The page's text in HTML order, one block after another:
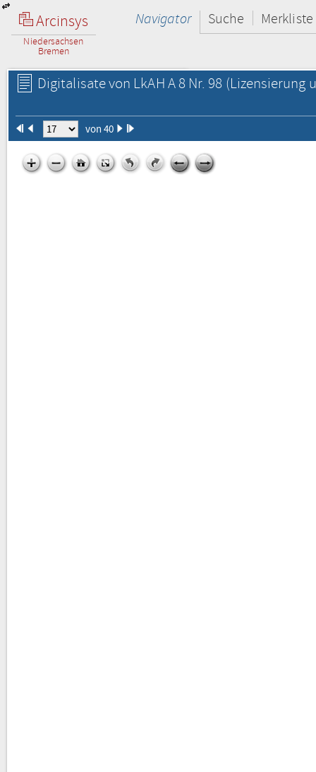
Arcinsys
Niedersachsen
Bremen
Navigator Suche Merkliste
Digitalisate von LkAH A 8 Nr. 98 (Lizensierung
von 40